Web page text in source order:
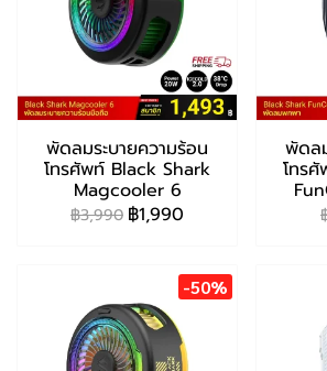
พัดลมระบายความร้อน
โทรศัพท์ Black Shark
Magcooler 6
฿3,990 ฿1,990
พัดล
โทร
-50%